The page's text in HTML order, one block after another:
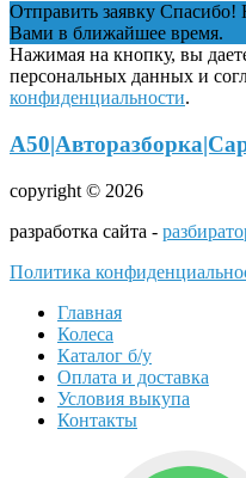
Отправить заявку Спасибо!
Вами в ближайшее время.
Нажимая на кнопку, вы
персональных данных и
конфиденциальности.
copyright © 2026
разработка сайта -
Политика
Главная
Колеса
Каталог б/у
Оплата и доставка
Условия выкупа
Контакты